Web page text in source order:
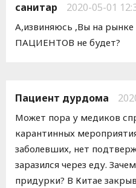
санитар 2020-05-01
А,извиняюсь ,Вы на
ПАЦИЕНТОВ не будет?
Пациент дурдома
Может пора у медиков
карантинных
заболевших, нет
заразился через еду.
придурки? В Китае